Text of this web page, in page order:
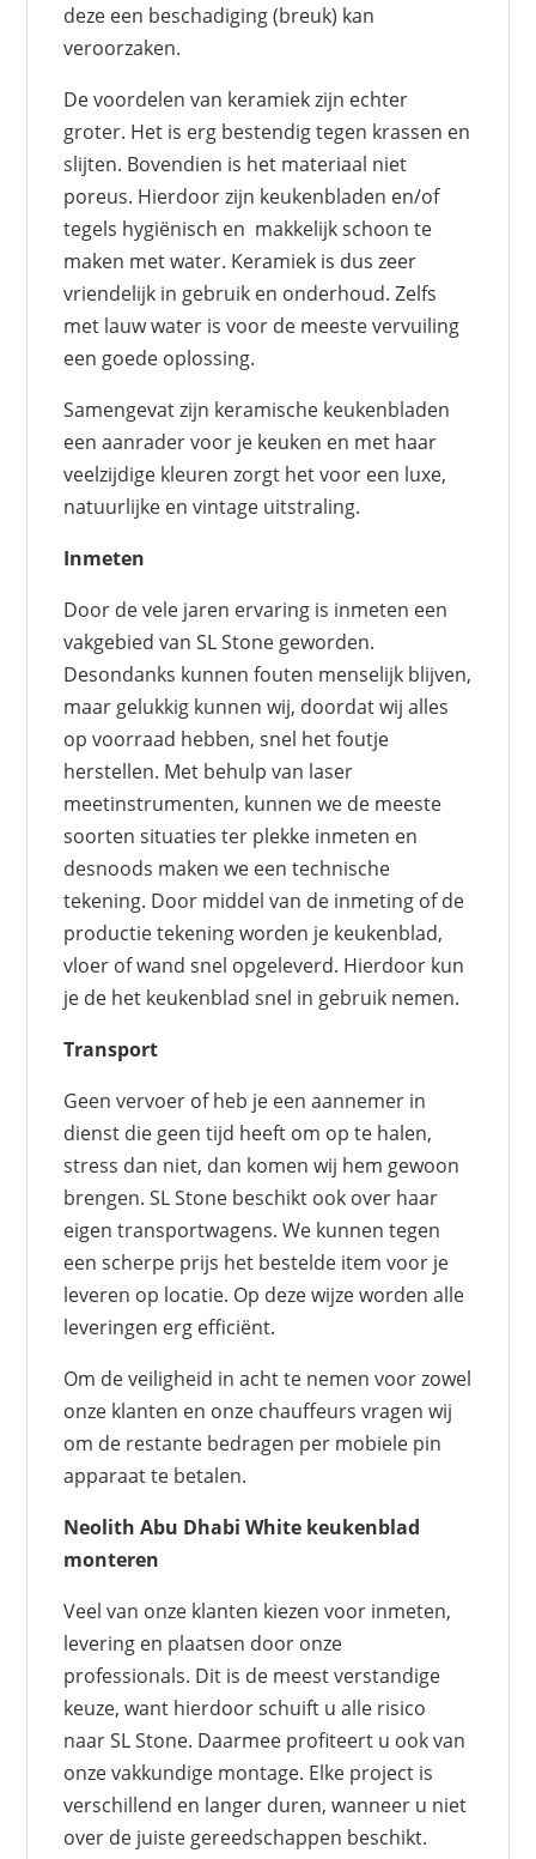
deze een beschadiging (breuk) kan
veroorzaken.
De voordelen van keramiek zijn echter
groter. Het is erg bestendig tegen krassen en
slijten. Bovendien is het materiaal niet
poreus. Hierdoor zijn keukenbladen en/of
tegels hygiënisch en makkelijk schoon te
maken met water. Keramiek is dus zeer
vriendelijk in gebruik en onderhoud. Zelfs
met lauw water is voor de meeste vervuiling
een goede oplossing.
Samengevat zijn keramische keukenbladen
een aanrader voor je keuken en met haar
veelzijdige kleuren zorgt het voor een luxe,
natuurlijke en vintage uitstraling.
Inmeten
Door de vele jaren ervaring is inmeten een
vakgebied van SL Stone geworden.
Desondanks kunnen fouten menselijk blijven,
maar gelukkig kunnen wij, doordat wij alles
op voorraad hebben, snel het foutje
herstellen. Met behulp van laser
meetinstrumenten, kunnen we de meeste
soorten situaties ter plekke inmeten en
desnoods maken we een technische
tekening. Door middel van de inmeting of de
productie tekening worden je keukenblad,
vloer of wand snel opgeleverd. Hierdoor kun
je de het keukenblad snel in gebruik nemen.
Transport
Geen vervoer of heb je een aannemer in
dienst die geen tijd heeft om op te halen,
stress dan niet, dan komen wij hem gewoon
brengen. SL Stone beschikt ook over haar
eigen transportwagens. We kunnen tegen
een scherpe prijs het bestelde item voor je
leveren op locatie. Op deze wijze worden alle
leveringen erg efficiënt.
Om de veiligheid in acht te nemen voor zowel
onze klanten en onze chauffeurs vragen wij
om de restante bedragen per mobiele pin
apparaat te betalen.
Neolith Abu Dhabi White keukenblad
monteren
Veel van onze klanten kiezen voor inmeten,
levering en plaatsen door onze
professionals. Dit is de meest verstandige
keuze, want hierdoor schuift u alle risico
naar SL Stone. Daarmee profiteert u ook van
onze vakkundige montage. Elke project is
verschillend en langer duren, wanneer u niet
over de juiste gereedschappen beschikt.